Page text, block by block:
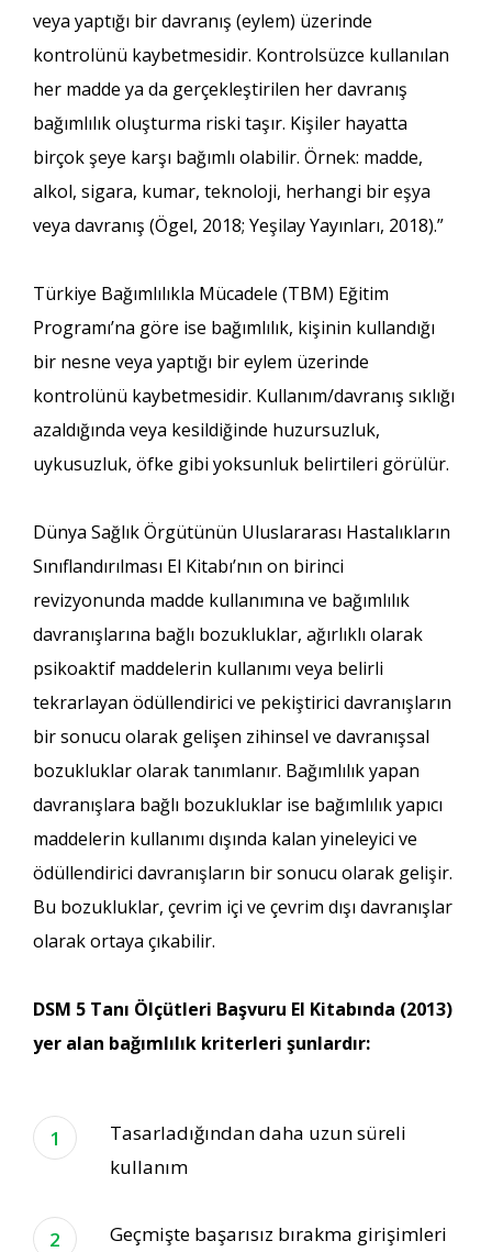
veya yaptığı bir davranış (eylem) üzerinde
kontrolünü kaybetmesidir. Kontrolsüzce kullanılan
her madde ya da gerçekleştirilen her davranış
bağımlılık oluşturma riski taşır. Kişiler hayatta
birçok şeye karşı bağımlı olabilir. Örnek: madde,
alkol, sigara, kumar, teknoloji, herhangi bir eşya
veya davranış (Ögel, 2018; Yeşilay Yayınları, 2018).”
Türkiye Bağımlılıkla Mücadele (TBM) Eğitim
Programı’na göre ise bağımlılık, kişinin kullandığı
bir nesne veya yaptığı bir eylem üzerinde
kontrolünü kaybetmesidir. Kullanım/davranış sıklığı
azaldığında veya kesildiğinde huzursuzluk,
uykusuzluk, öfke gibi yoksunluk belirtileri görülür.
Dünya Sağlık Örgütünün Uluslararası Hastalıkların
Sınıflandırılması El Kitabı’nın on birinci
revizyonunda madde kullanımına ve bağımlılık
davranışlarına bağlı bozukluklar, ağırlıklı olarak
psikoaktif maddelerin kullanımı veya belirli
tekrarlayan ödüllendirici ve pekiştirici davranışların
bir sonucu olarak gelişen zihinsel ve davranışsal
bozukluklar olarak tanımlanır. Bağımlılık yapan
davranışlara bağlı bozukluklar ise bağımlılık yapıcı
maddelerin kullanımı dışında kalan yineleyici ve
ödüllendirici davranışların bir sonucu olarak gelişir.
Bu bozukluklar, çevrim içi ve çevrim dışı davranışlar
olarak ortaya çıkabilir.
DSM 5 Tanı Ölçütleri Başvuru El Kitabında (2013)
yer alan bağımlılık kriterleri şunlardır:
Tasarladığından daha uzun süreli
kullanım
Geçmişte başarısız bırakma girişimleri